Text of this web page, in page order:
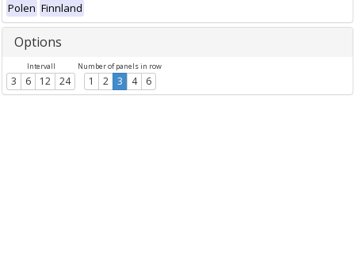
Polen Finnland
Options
Intervall
3 6 12 24
Number of panels in row
1 2 3 4 6